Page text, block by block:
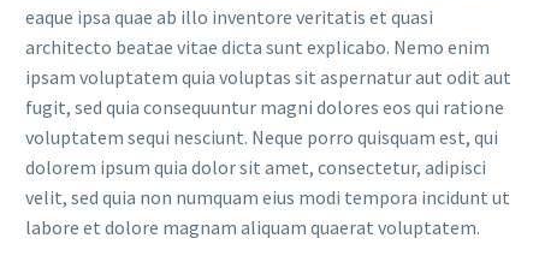
eaque ipsa quae ab illo inventore veritatis et quasi
architecto beatae vitae dicta sunt explicabo. Nemo enim
ipsam voluptatem quia voluptas sit aspernatur aut odit aut
fugit, sed quia consequuntur magni dolores eos qui ratione
voluptatem sequi nesciunt. Neque porro quisquam est, qui
dolorem ipsum quia dolor sit amet, consectetur, adipisci
velit, sed quia non numquam eius modi tempora incidunt ut
labore et dolore magnam aliquam quaerat voluptatem.